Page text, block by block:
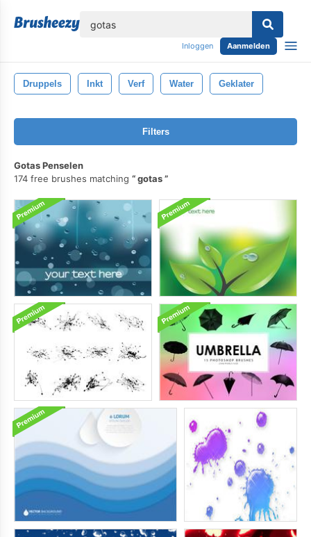
Inloggen Aanmelden
Druppels Inkt Verf Water Geklater
Filters
Gotas Penselen
174 free brushes matching
gotas